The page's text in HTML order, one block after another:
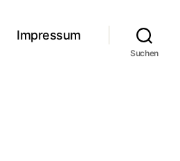
Impressum
Suchen